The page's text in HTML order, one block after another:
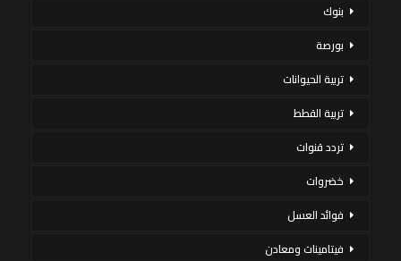
بنوك
بورصة
تربية الحيوانات
تربية القطط
تردد قنوات
خضروات
فوائد العسل
فيتامينات ومعادن